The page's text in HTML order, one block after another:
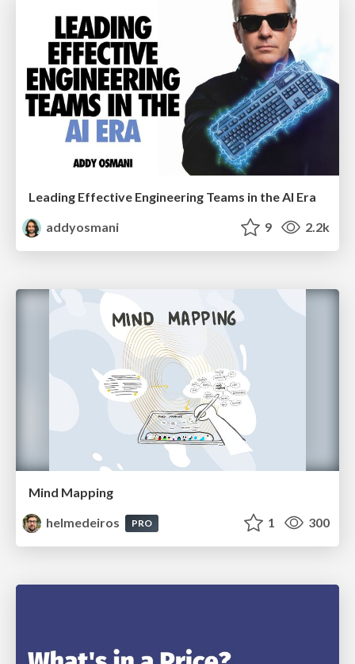
Leading Effective Engineering Teams in the AI Era
addyosmani
9 2.2k
Mind Mapping
helmedeiros
PRO 1 300